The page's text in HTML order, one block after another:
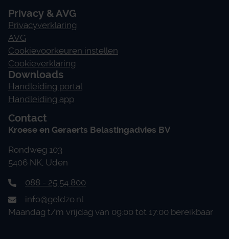
Privacy & AVG
Privacyverklaring
AVG
Cookievoorkeuren instellen
Cookieverklaring
Downloads
Handleiding portal
Handleiding app
Contact
Kroese en Geraerts Belastingadvies BV
Rondweg 103
5406 NK, Uden
088 - 25 54 800
info@geldzo.nl
Maandag t/m vrijdag van 09:00 tot 17:00 bereikbaar